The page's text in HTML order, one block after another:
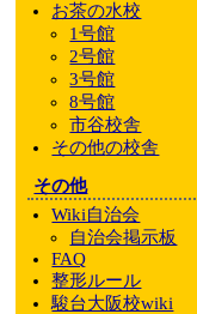
お茶の水校
1号館
2号館
3号館
8号館
市谷校舎
その他の校舎
その他
Wiki自治会
自治会掲示板
FAQ
整形ルール
駿台大阪校wiki